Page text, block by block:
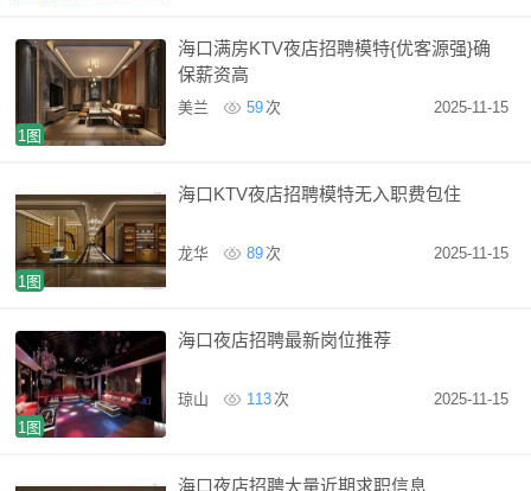
1图
海口满房KTV夜店招聘模特{优客源强}确
保薪资高
美兰 59 次 2025-11-15
1图
海口KTV夜店招聘模特无入职费包住
龙华 89 次 2025-11-15
1图
海口夜店招聘最新岗位推荐
琼山 113 次 2025-11-15
海口夜店招聘大量近期求职信息